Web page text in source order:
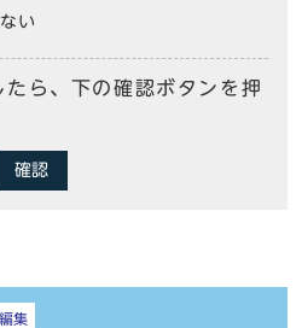
い
ら、下の確認ボタンを押
確認
編集